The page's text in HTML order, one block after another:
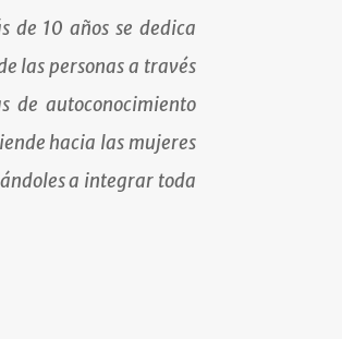
de 10 años se dedica
las personas a través
de autoconocimiento
hacia las mujeres
a integrar toda